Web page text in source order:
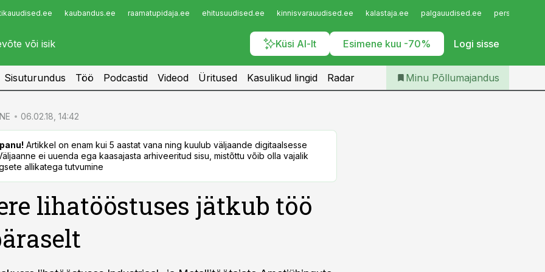
kaubandus.ee raamatupidaja.ee ehitusuudised.ee kinnisvarauudised.ee kalastaja.ee palgauudised.ee
Küsi AI-lt Esimene kuu -70% Logi sisse
Infopank
Iseteenindus
Telli Põllumajandus
Sisuturundus Töö Podcastid Videod Üritused Kasulikud lingid Radar Minu Põllumajandus
06.02.18, 14:42
Artikkel on enam kui 5 aastat vana ning kuulub väljaande digitaalsesse
ei uuenda ega kaasajasta arhiveeritud sisu, mistõttu võib olla vajalik
allikatega tutvumine
lihatööstuses jätkub töö